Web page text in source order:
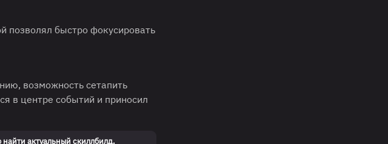
позволял быстро фокусировать
возможность сетапить
в центре событий и приносил
актуальный скиллбилд,